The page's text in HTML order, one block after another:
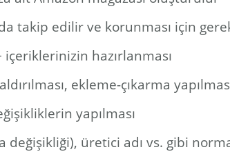
takip edilir ve korunması için
içeriklerinizin hazırlanması
ekleme-çıkarma
yapılması
değişikliği), üretici adı vs. gibi